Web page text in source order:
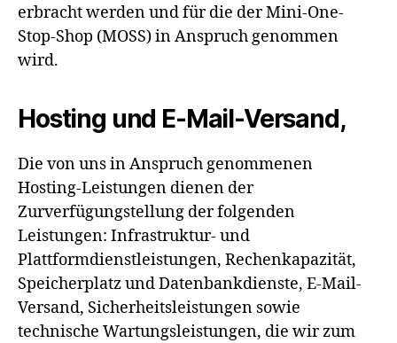
erbracht werden und für die der Mini-One-
Stop-Shop (MOSS) in Anspruch genommen
wird.
Hosting und E-Mail-Versand,
Die von uns in Anspruch genommenen
Hosting-Leistungen dienen der
Zurverfügungstellung der folgenden
Leistungen: Infrastruktur- und
Plattformdienstleistungen, Rechenkapazität,
Speicherplatz und Datenbankdienste, E-Mail-
Versand, Sicherheitsleistungen sowie
technische Wartungsleistungen, die wir zum